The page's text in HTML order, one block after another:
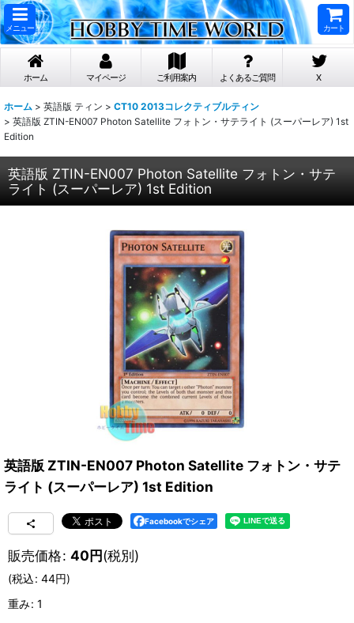
メニュー カート
ホーム マイページ ご利用案内 よくあるご質問 X
ホーム > 英語版 ティン > CT10 2013コレクティブルティン
> 英語版 ZTIN-EN007 Photon Satellite フォトン・サテライト (スーパーレア) 1st
Edition
英語版 ZTIN-EN007 Photon Satellite フォトン・サテ
ライト (スーパーレア) 1st Edition
英語版 ZTIN-EN007 Photon Satellite フォトン・サテ
ライト (スーパーレア) 1st Edition
Facebookでシェア
販売価格: 40円(税別)
(税込: 44円)
重み: 1